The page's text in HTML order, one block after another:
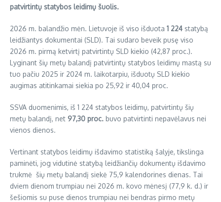
patvirtintų statybos leidimų šuolis.
2026 m. balandžio mėn. Lietuvoje iš viso išduota 1 224 statybą
leidžiantys dokumentai (SLD). Tai sudaro beveik pusę viso
2026 m. pirmą ketvirtį patvirtintų SLD kiekio (42,87 proc.).
Lyginant šių metų balandį patvirtintų statybos leidimų mastą su
tuo pačiu 2025 ir 2024 m. laikotarpiu, išduotų SLD kiekio
augimas atitinkamai siekia po 25,92 ir 40,04 proc.
SSVA duomenimis, iš 1 224 statybos leidimų, patvirtintų šių
metų balandį, net 97,30 proc. buvo patvirtinti nepavėlavus nei
vienos dienos.
Vertinant statybos leidimų išdavimo statistiką šalyje, tikslinga
paminėti, jog vidutinė statybą leidžiančių dokumentų išdavimo
trukmė šių metų balandį siekė 75,9 kalendorines dienas. Tai
dviem dienom trumpiau nei 2026 m. kovo mėnesį (77,9 k. d.) ir
šešiomis su puse dienos trumpiau nei bendras pirmo metų